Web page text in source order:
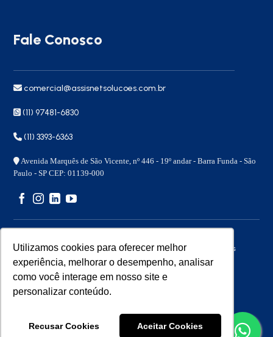
Utilizamos cookies para oferecer melhor
experiência, melhorar o desempenho, analisar
como você interage em nosso site e
personalizar conteúdo.
Recusar Cookies Aceitar Cookies
Fale Conosco
comercial@assisnetsolucoes.com.br
(11) 97481-6830
(11) 3393-6363
Avenida Marquês de São Vicente, nº 446 - 19º andar - Barra Funda - São
Paulo - SP CEP: 01139-000
Copyright 2026 © – Assisnet Soluções – Todos os direitos
reservados